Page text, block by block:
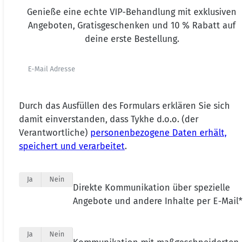
Genieße eine echte VIP-Behandlung mit exklusiven
Angeboten, Gratisgeschenken und 10 % Rabatt auf
deine erste Bestellung.
Durch das Ausfüllen des Formulars erklären Sie sich
damit einverstanden, dass Tykhe d.o.o. (der
Verantwortliche) personenbezogene Daten erhält,
speichert und verarbeitet.
Ja Nein
Direkte Kommunikation über spezielle
Angebote und andere Inhalte per E-Mail*
Ja Nein